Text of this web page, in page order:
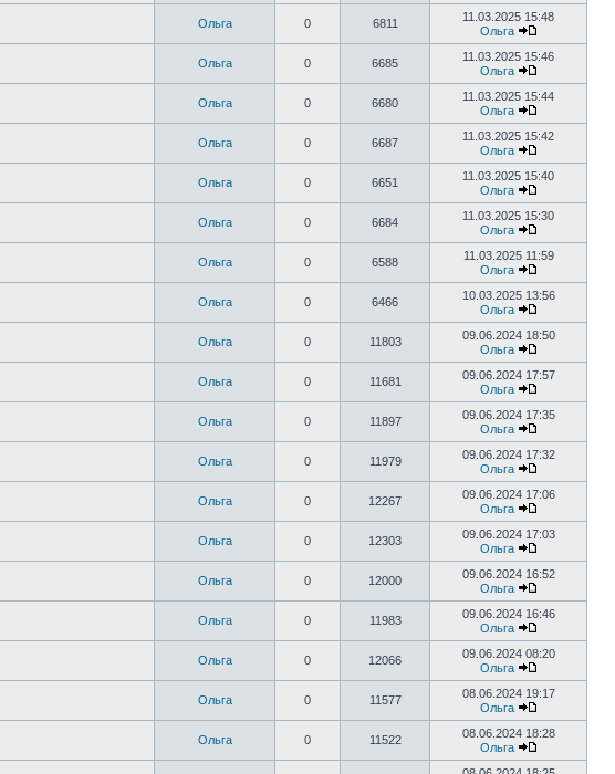
Ольга 0 6811
11.03.2025 15:48
Ольга
Ольга 0 6685
11.03.2025 15:46
Ольга
Ольга 0 6680
11.03.2025 15:44
Ольга
Ольга 0 6687
11.03.2025 15:42
Ольга
Ольга 0 6651
11.03.2025 15:40
Ольга
Ольга 0 6684
11.03.2025 15:30
Ольга
Ольга 0 6588
11.03.2025 11:59
Ольга
Ольга 0 6466
10.03.2025 13:56
Ольга
Ольга 0 11803
09.06.2024 18:50
Ольга
Ольга 0 11681
09.06.2024 17:57
Ольга
Ольга 0 11897
09.06.2024 17:35
Ольга
Ольга 0 11979
09.06.2024 17:32
Ольга
Ольга 0 12267
09.06.2024 17:06
Ольга
Ольга 0 12303
09.06.2024 17:03
Ольга
Ольга 0 12000
09.06.2024 16:52
Ольга
Ольга 0 11983
09.06.2024 16:46
Ольга
Ольга 0 12066
09.06.2024 08:20
Ольга
Ольга 0 11577
08.06.2024 19:17
Ольга
Ольга 0 11522
08.06.2024 18:28
Ольга